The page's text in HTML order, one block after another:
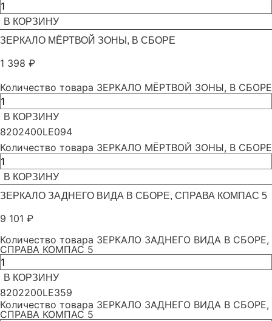
В КОРЗИНУ
ЗЕРКАЛО МЁРТВОЙ ЗОНЫ, В СБОРЕ
1 398 ₽
Количество товара ЗЕРКАЛО МЁРТВОЙ ЗОНЫ, В СБОРЕ
В КОРЗИНУ
8202400LE094
Количество товара ЗЕРКАЛО МЁРТВОЙ ЗОНЫ, В СБОРЕ
В КОРЗИНУ
ЗЕРКАЛО ЗАДНЕГО ВИДА В СБОРЕ, СПРАВА КОМПАС 5
9 101 ₽
Количество товара ЗЕРКАЛО ЗАДНЕГО ВИДА В СБОРЕ,
СПРАВА КОМПАС 5
В КОРЗИНУ
8202200LE359
Количество товара ЗЕРКАЛО ЗАДНЕГО ВИДА В СБОРЕ,
СПРАВА КОМПАС 5